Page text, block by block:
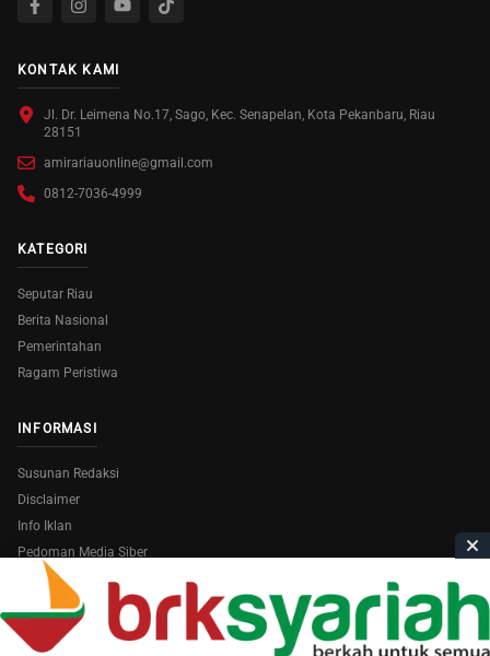
KONTAK KAMI
Jl. Dr. Leimena No.17, Sago, Kec. Senapelan, Kota Pekanbaru, Riau
28151
amirariauonline@gmail.com
0812-7036-4999
KATEGORI
Seputar Riau
Berita Nasional
Pemerintahan
Ragam Peristiwa
INFORMASI
Susunan Redaksi
Disclaimer
Info Iklan
Pedoman Media Siber
Copyright © 2026 AmiraRiau.com . All Rights Reserved.